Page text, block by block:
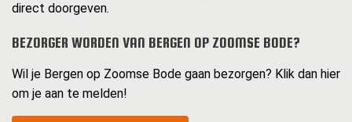
direct doorgeven.
BEZORGER WORDEN VAN BERGEN OP ZOOMSE BODE?
Wil je Bergen op Zoomse Bode gaan bezorgen? Klik dan hier
om je aan te melden!